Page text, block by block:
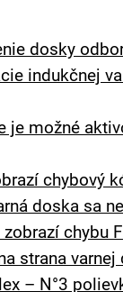
dosky
indukčnej
je možné
chybový
doska sa
chybu F
strana varnej
– N°3